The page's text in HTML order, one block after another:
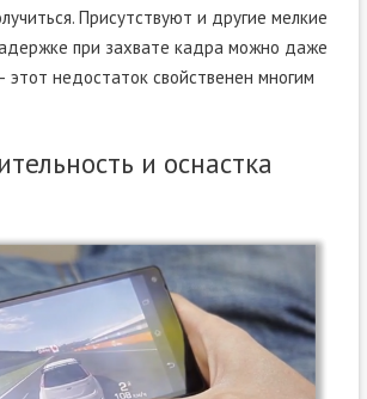
Присутствуют и другие мелкие
при захвате кадра можно даже
этот недостаток свойственен многим
и оснастка